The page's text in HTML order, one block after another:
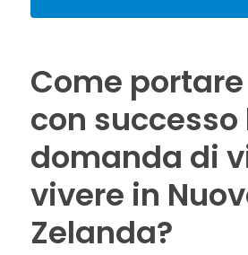
Come
con successo
domanda di
vivere in
Zelanda?